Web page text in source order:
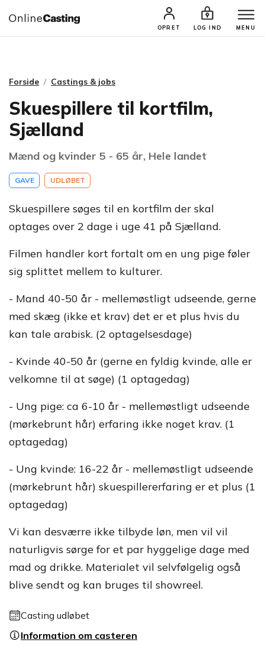
OPRET LOG IND MENU
CASTINGS & JOBS SØG PROFIL
Forside Castings & jobs
Skuespillere til kortfilm,
Sjælland
Mænd og kvinder 5 - 65 år, Hele landet
GAVE UDLØBET
Skuespillere søges til en kortfilm der skal
optages over 2 dage i uge 41 på Sjælland.
Filmen handler kort fortalt om en ung pige føler
sig splittet mellem to kulturer.
- Mand 40-50 år - mellemøstligt udseende, gerne
med skæg (ikke et krav) det er et plus hvis du
kan tale arabisk. (2 optagelsesdage)
- Kvinde 40-50 år (gerne en fyldig kvinde, alle er
velkomne til at søge) (1 optagedag)
- Ung pige: ca 6-10 år - mellemøstligt udseende
(mørkebrunt hår) erfaring ikke noget krav. (1
optagedag)
- Ung kvinde: 16-22 år - mellemøstligt udseende
(mørkebrunt hår) skuespillererfaring er et plus (1
optagedag)
Vi kan desværre ikke tilbyde løn, men vil vil
naturligvis sørge for et par hyggelige dage med
mad og drikke. Materialet vil selvfølgelig også
blive sendt og kan bruges til showreel.
Casting udløbet
Information om casteren